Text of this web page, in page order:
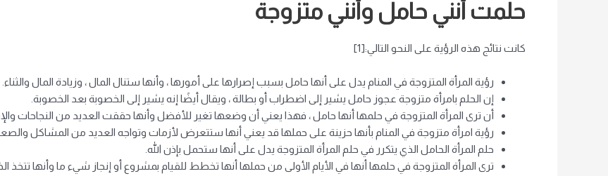
حلمت أنني حامل وأنني متزوجة
كانت نتائج هذه الرؤية على النحو التالي:[1]
رؤية المرأة المتزوجة في المنام يدل على أنها حامل بسبب إصرارها على أمورها ، وأنها ستنال المال ، وزيادة المال والثناء.
إن الحلم بامرأة متزوجة عجوز حامل يشير إلى اضطراب أو بطالة ، ويقال أيضًا إنه يشير إلى الخصوبة بعد الخصوبة.
أن ترى المرأة المتزوجة في حلمها أنها حامل ، فهذا يعني أن وضعها تغير للأفضل وأنها حققت العديد من النجاحات
رؤية امرأة متزوجة في المنام بأنها حزينة على حملها قد يعني أنها ستتعرض لأزمات وتواجه العديد من المشاكل
حلم المرأة الحامل الذي يتكرر في حلم المرأة المتزوجة يدل على أنها ستحمل بإذن الله.
ترى المرأة المتزوجة في حلمها أنها في الأيام الأولى من حملها أنها تخطط للقيام بمشروع أو إنجاز شيء ما وأنها تتخذ